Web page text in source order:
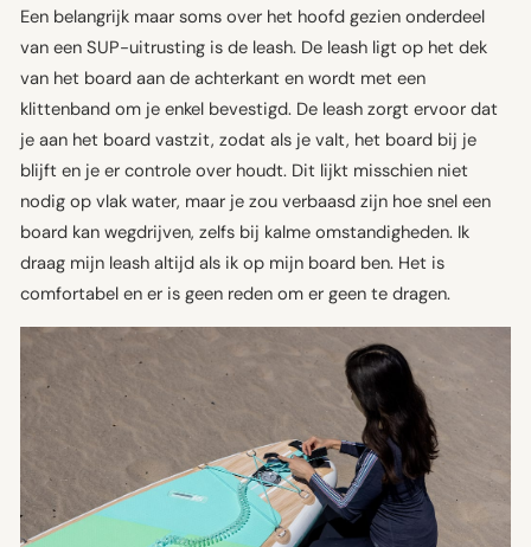
Een belangrijk maar soms over het hoofd gezien onderdeel
van een SUP-uitrusting is de leash. De leash ligt op het dek
van het board aan de achterkant en wordt met een
klittenband om je enkel bevestigd. De leash zorgt ervoor dat
je aan het board vastzit, zodat als je valt, het board bij je
blijft en je er controle over houdt. Dit lijkt misschien niet
nodig op vlak water, maar je zou verbaasd zijn hoe snel een
board kan wegdrijven, zelfs bij kalme omstandigheden. Ik
draag mijn leash altijd als ik op mijn board ben. Het is
comfortabel en er is geen reden om er geen te dragen.